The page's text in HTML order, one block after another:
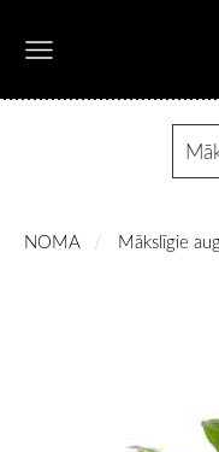
NOMA Mākslīgie